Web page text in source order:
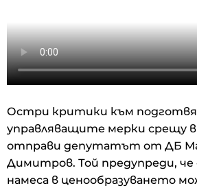
Остри критики към
управляващите мерки срещу
отправи депутатът от ДБ
Димитров. Той предупреди,
намеса в ценообразуването